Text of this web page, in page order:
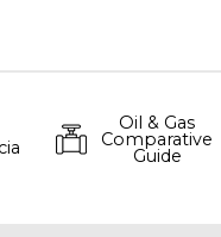
Oil & Gas
Comparative
Guide